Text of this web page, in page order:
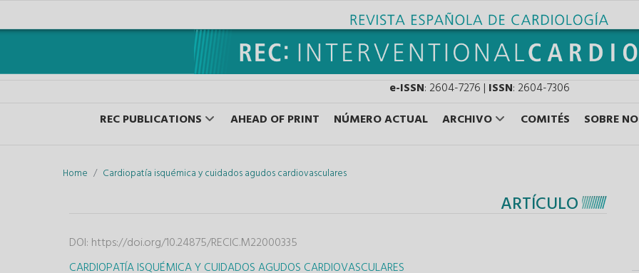
e-ISSN: 2604-7276 | ISSN: 2604-7306
REC PUBLICATIONS
AHEAD OF PRINT NÚMERO ACTUAL ARCHIVO COMITÉS SOBRE
Home Cardiopatía isquémica y cuidados agudos cardiovasculares
ARTÍCULO
DOI: https://doi.org/10.24875/RECIC.M22000335
CARDIOPATÍA ISQUÉMICA Y CUIDADOS AGUDOS CARDIOVASCULARES